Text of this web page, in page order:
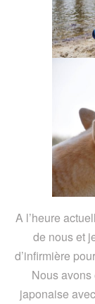
A l’heure
de nous et
d’infirmière
Nous
japonaise